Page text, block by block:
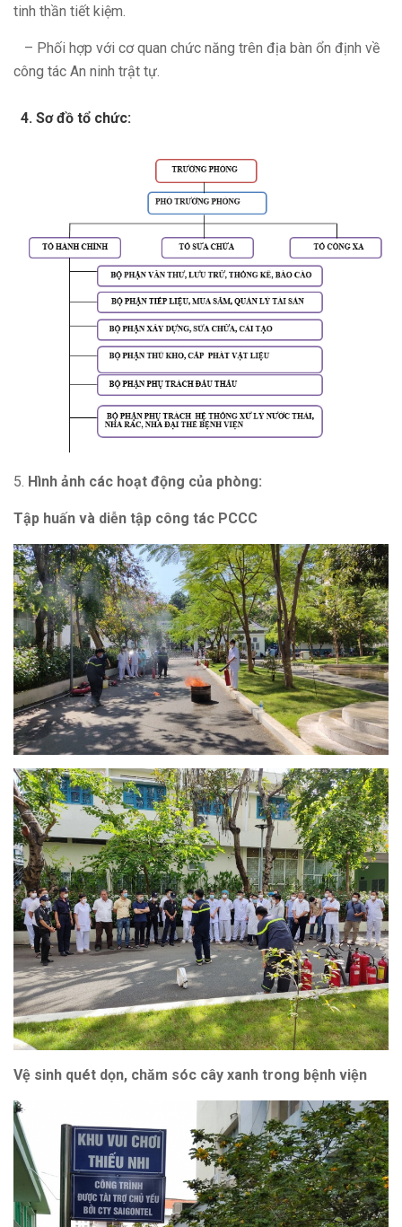
tinh thần tiết kiệm.
– Phối hợp với cơ quan chức năng trên địa bàn ổn định về
công tác An ninh trật tự.
Sơ đồ tổ chức:
5. Hình ảnh các hoạt động của phòng:
Tập huấn và diễn tập công tác PCCC
Vệ sinh quét dọn, chăm sóc cây xanh trong bệnh viện